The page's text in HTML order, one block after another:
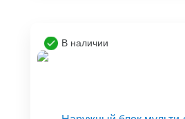
В наличии